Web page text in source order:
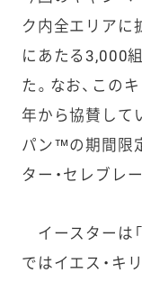
ク内全エリアに
にあたる3,000
た。なお、この
年から協賛して
パン™の期間限
ター・セレブレ
イースターは
ではイエス・キ